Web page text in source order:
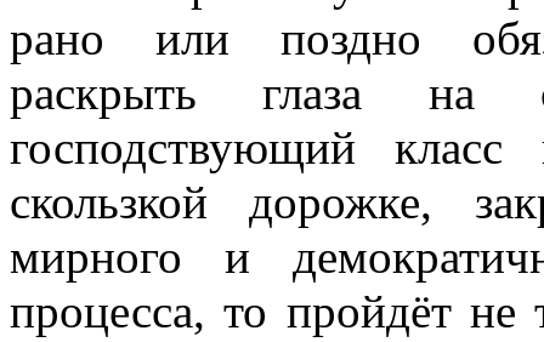
рано или поздно
раскрыть глаза на
господствующий
скользкой дорожке,
мирного и
процесса, то пройдёт